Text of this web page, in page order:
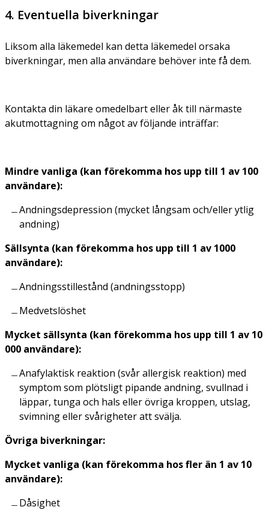
4. Eventuella biverkningar
Liksom alla läkemedel kan detta läkemedel orsaka
biverkningar, men alla användare behöver inte få dem.
Kontakta din läkare omedelbart eller åk till närmaste
akutmottagning om något av följande inträffar:
Mindre vanliga (kan förekomma hos upp till 1 av 100
användare):
Andningsdepression (mycket långsam och/eller ytlig
andning)
Sällsynta (kan förekomma hos upp till 1 av 1000
användare):
Andningsstillestånd (andningsstopp)
Medvetslöshet
Mycket sällsynta (kan förekomma hos upp till 1 av 10
000 användare):
Anafylaktisk reaktion (svår allergisk reaktion) med
symptom som plötsligt pipande andning, svullnad i
läppar, tunga och hals eller övriga kroppen, utslag,
svimning eller svårigheter att svälja.
Övriga biverkningar:
Mycket vanliga (kan förekomma hos fler än 1 av 10
användare):
Dåsighet